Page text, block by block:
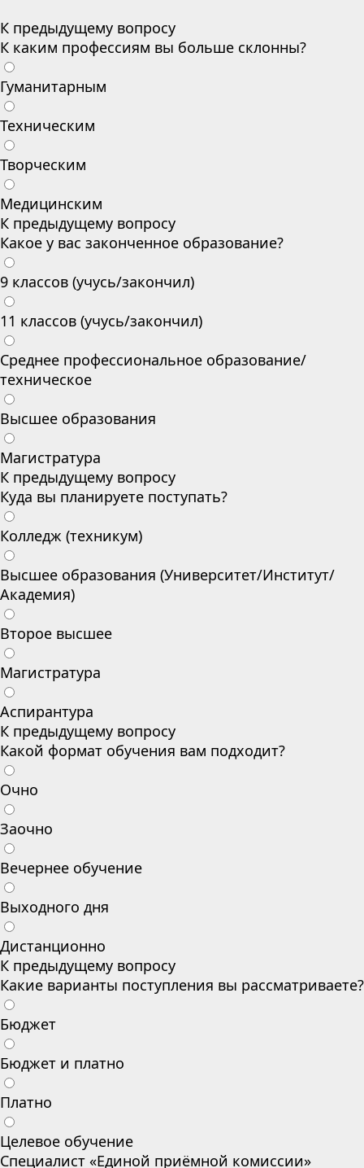
К предыдущему вопросу
К каким профессиям вы больше склонны?
Гуманитарным
Техническим
Творческим
Медицинским
К предыдущему вопросу
Какое у вас законченное образование?
9 классов (учусь/закончил)
11 классов (учусь/закончил)
Среднее профессиональное образование/
техническое
Высшее образования
Магистратура
К предыдущему вопросу
Куда вы планируете поступать?
Колледж (техникум)
Высшее образования (Университет/Институт/
Академия)
Второе высшее
Магистратура
Аспирантура
К предыдущему вопросу
Какой формат обучения вам подходит?
Очно
Заочно
Вечернее обучение
Выходного дня
Дистанционно
К предыдущему вопросу
Какие варианты поступления вы рассматриваете?
Бюджет
Бюджет и платно
Платно
Целевое обучение
Специалист «Единой приёмной комиссии»